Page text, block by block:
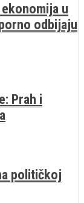
u
odbijaju
Prah i
političkoj